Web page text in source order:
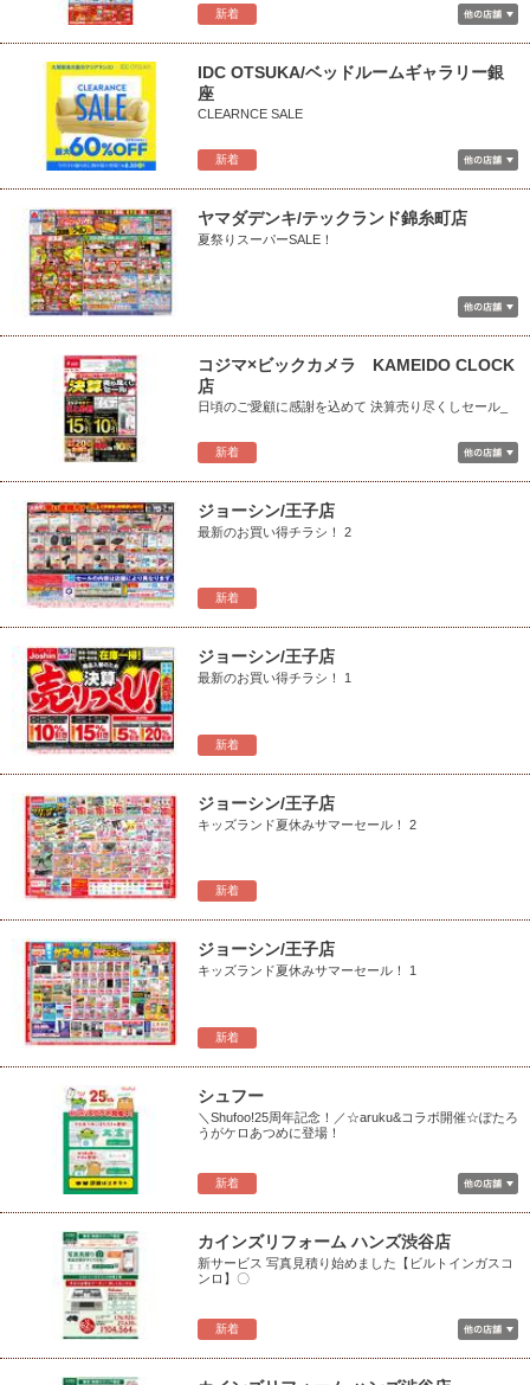
新着
新着
IDC OTSUKA/ベッドルームギャラリー銀
座
CLEARNCE SALE
ヤマダデンキ/テックランド錦糸町店
夏祭りスーパーSALE！
新着
コジマ×ビックカメラ KAMEIDO CLOCK
店
日頃のご愛顧に感謝を込めて 決算売り尽くしセール_
新着
ジョーシン/王子店
最新のお買い得チラシ！ 2
新着
ジョーシン/王子店
最新のお買い得チラシ！ 1
新着
ジョーシン/王子店
キッズランド夏休みサマーセール！ 2
新着
ジョーシン/王子店
キッズランド夏休みサマーセール！ 1
新着
シュフー
＼Shufoo!25周年記念！／☆aruku&コラボ開催☆ぽたろ
うがケロあつめに登場！
新着
カインズリフォーム ハンズ渋谷店
新サービス 写真見積り始めました【ビルトインガスコ
ンロ】〇